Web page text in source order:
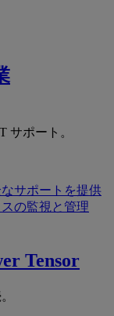
サポート。
サポートを提供
の監視と管理
Tensor